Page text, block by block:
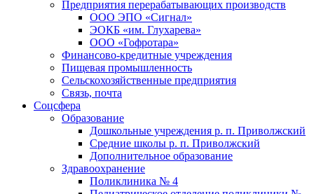
Предприятия перерабатывающих производств
ООО ЭПО «Сигнал»
ЭОКБ «им. Глухарева»
ООО «Гофротара»
Финансово-кредитные учреждения
Пищевая промышленность
Сельскохозяйственные предприятия
Связь, почта
Соцсфера
Образование
Дошкольные учреждения р. п. Приволжский
Средние школы р. п. Приволжский
Дополнительное образование
Здравоохранение
Поликлиника № 4